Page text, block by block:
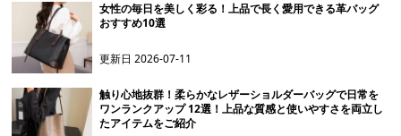
女性の毎日を美しく彩る！上品で長く愛用できる革バッグ
おすすめ10選
更新日2026-07-11
触り心地抜群！柔らかなレザーショルダーバッグで日常を
ワンランクアップ 12選！上品な質感と使いやすさを両立し
たアイテムをご紹介